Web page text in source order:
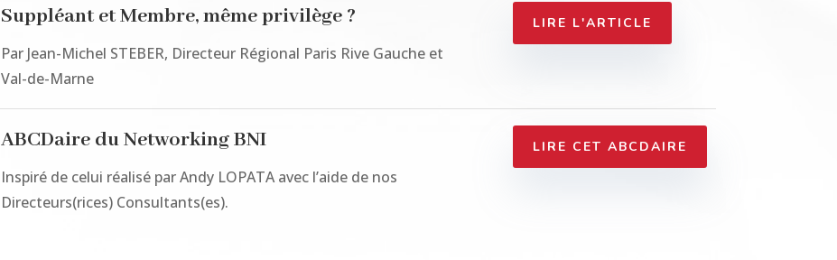
Suppléant et Membre, même privilège ?
Par Jean-Michel STEBER, Directeur Régional Paris Rive Gauche et
Val-de-Marne
LIRE L'ARTICLE
ABCDaire du Networking BNI
Inspiré de celui réalisé par Andy LOPATA avec l’aide de nos
Directeurs(rices) Consultants(es).
LIRE CET ABCDAIRE